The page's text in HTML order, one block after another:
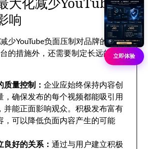
响
少YouTube负面压制对品牌的影
的措施外，还需要制定长远的品牌
质量控制：企业应始终保持内容创
，确保发布的每个视频都能吸引用
并能正面影响观众。积极发布富有
，可以降低负面内容产生的可能
良好的关系：通过与用户建立积极
立即体验